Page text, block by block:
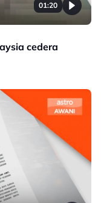
01:20
cedera